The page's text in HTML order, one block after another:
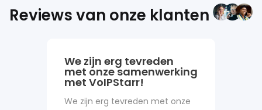
Reviews van onze klanten
We zijn erg tevreden
met onze samenwerking
met VoIPStarr!
We zijn erg tevreden met onze